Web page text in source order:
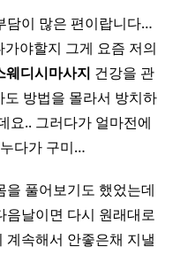
담이 많은 편이랍니다…
야할지 그게 요즘 저의
웨디시마사지 건강을 관
방법을 몰라서 방치하
요.. 그러다가 얼마전에
다가 구미…
풀어보기도 했었는데
음날이면 다시 원래대로
속해서 안좋은채 지낼